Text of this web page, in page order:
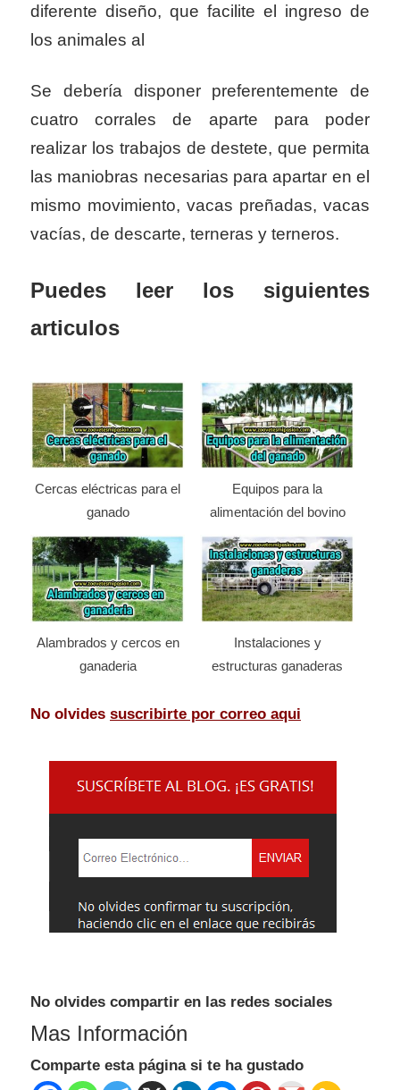
diferente diseño, que facilite el ingreso de
los animales al
Se debería disponer preferentemente de
cuatro corrales de aparte para poder
realizar los trabajos de destete, que permita
las maniobras necesarias para apartar en el
mismo movimiento, vacas preñadas, vacas
vacías, de descarte, terneras y terneros.
Puedes leer los siguientes
articulos
Cercas eléctricas para el
ganado
Equipos para la
alimentación del bovino
Alambrados y cercos en
ganaderia
Instalaciones y
estructuras ganaderas
No olvides suscribirte por correo aqui
No olvides compartir en las redes sociales
Mas Información
Comparte esta página si te ha gustado